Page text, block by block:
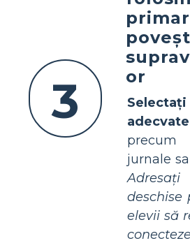
3
or
jurnale
deschise
elevii să